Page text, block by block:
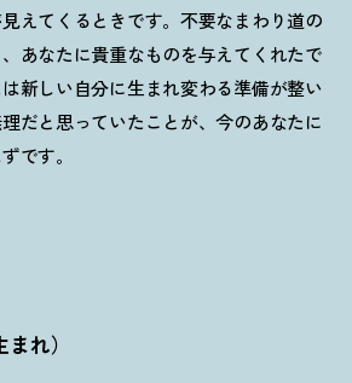
えてくるときです。不要なまわり道の
あなたに貴重なものを与えてくれたで
新しい自分に生まれ変わる準備が整い
だと思っていたことが、今のあなたに
です。
れ）